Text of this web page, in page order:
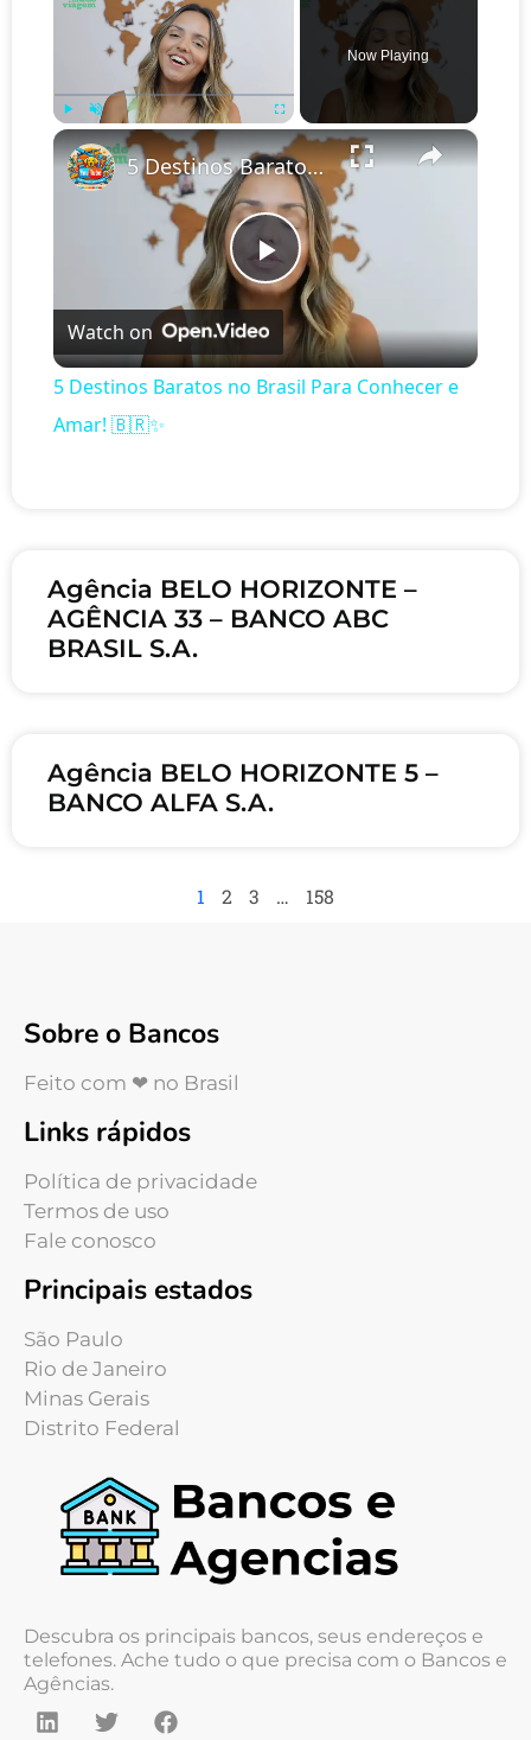
Fullscreen
Now Playing
×
Play Video
5 Destinos Baratos no Brasil Para Conhecer e Amar! 🇧🇷✨
Watch on
5 Destinos Baratos no Brasil Para Conhecer e
Amar! 🇧🇷✨
Agência BELO HORIZONTE –
AGÊNCIA 33 – BANCO ABC
BRASIL S.A.
Agência BELO HORIZONTE 5 –
BANCO ALFA S.A.
1 2 3 … 158
Sobre o Bancos
Feito com ❤ no Brasil
Links rápidos
Política de privacidade
Termos de uso
Fale conosco
Principais estados
São Paulo
Rio de Janeiro
Minas Gerais
Distrito Federal
Descubra os principais bancos, seus endereços e
telefones. Ache tudo o que precisa com o Bancos e
Agências.